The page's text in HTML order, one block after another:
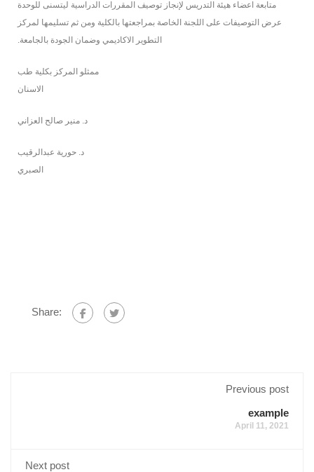
متابعة اعضاء هيئة التدريس لإنجاز توصيف المقررات الدراسية ليتسنى للوحدة
عرض التوصيفات على اللجنة الخاصة بمراجعتها بالكلية ومن ثم تسليمها لمركز
التطوير الاكاديمي وضمان الجودة بالجامعة.
ممثلو المركز بكلية طب
الاسنان
د. منير صالح العزاني
د. حورية عبدالرقيب
الصبري
Share:
Previous post
example
April 11, 2021
Next post